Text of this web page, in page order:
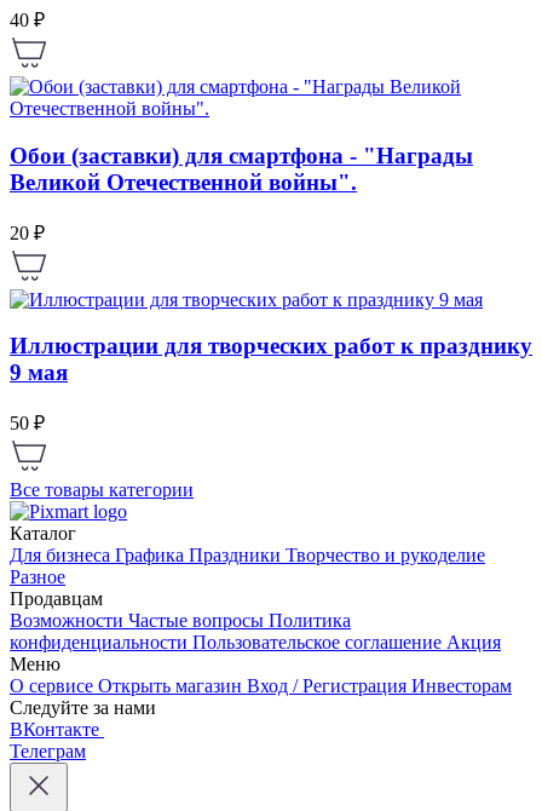
40 ₽
Обои (заставки) для смартфона - "Награды
Великой Отечественной войны".
20 ₽
Иллюстрации для творческих работ к празднику
9 мая
50 ₽
Все товары категории
Каталог
Для бизнеса Графика Праздники Творчество и рукоделие
Разное
Продавцам
Возможности Частые вопросы Политика
конфиденциальности Пользовательское соглашение Акция
Меню
О сервисе Открыть магазин Вход / Регистрация Инвесторам
Следуйте за нами
ВКонтакте
Телеграм